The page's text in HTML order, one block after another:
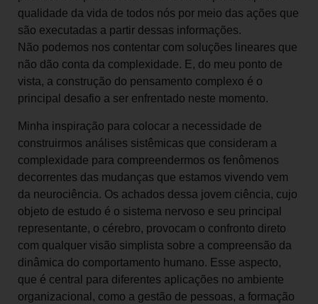
qualidade da vida de todos nós por meio das ações que
são executadas a partir dessas informações.
Não podemos nos contentar com soluções lineares que
não dão conta da complexidade. E, do meu ponto de
vista, a construção do pensamento complexo é o
principal desafio a ser enfrentado neste momento.
Minha inspiração para colocar a necessidade de
construirmos análises sistêmicas que consideram a
complexidade para compreendermos os fenômenos
decorrentes das mudanças que estamos vivendo vem
da neurociência. Os achados dessa jovem ciência, cujo
objeto de estudo é o sistema nervoso e seu principal
representante, o cérebro, provocam o confronto direto
com qualquer visão simplista sobre a compreensão da
dinâmica do comportamento humano. Esse aspecto,
que é central para diferentes aplicações no ambiente
organizacional, como a gestão de pessoas, a formação